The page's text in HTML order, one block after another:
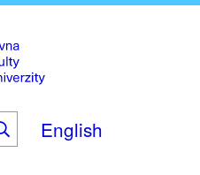
to
main
content
English